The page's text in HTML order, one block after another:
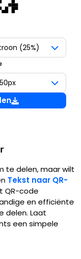
te delen, maar wilt
Tekst naar QR-
QR-code
en efficiënte
delen. Laat
een simpele